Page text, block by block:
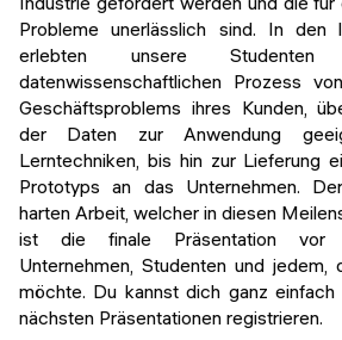
Python & Ops
Probleme unerlässlich sind. In den
erlebten unsere
datenwissenschaftlichen Prozess
Geschäftsproblems ihres Kunden,
der Daten zur Anwendung
Lerntechniken, bis hin zur Lieferung
Prototyps an das Unternehmen.
harten Arbeit, welcher in diesen
ist die finale Präsentation vor
Unternehmen, Studenten und jedem,
möchte. Du kannst dich ganz einfach
nächsten Präsentationen registrieren.